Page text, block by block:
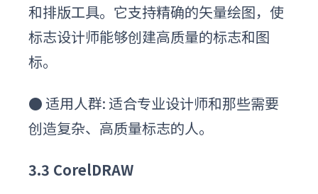
和排版工具。它支持精确的矢量绘图，使
标志设计师能够创建高质量的标志和图
标。
●适用人群: 适合专业设计师和那些需要
创造复杂、高质量标志的人。
3.3 CorelDRAW